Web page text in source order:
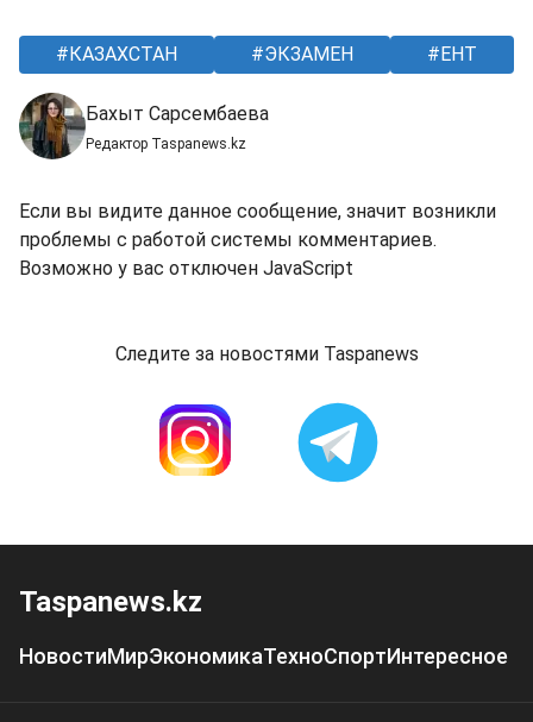
КАЗАХСТАН ЭКЗАМЕН ЕНТ
Бахыт Сарсембаева
Редактор Taspanews.kz
Если вы видите данное сообщение, значит возникли
проблемы с работой системы комментариев.
Возможно у вас отключен JavaScript
Следите за новостями Taspanews
Taspanews.kz
НовостиМирЭкономикаТехноСпортИнтересное